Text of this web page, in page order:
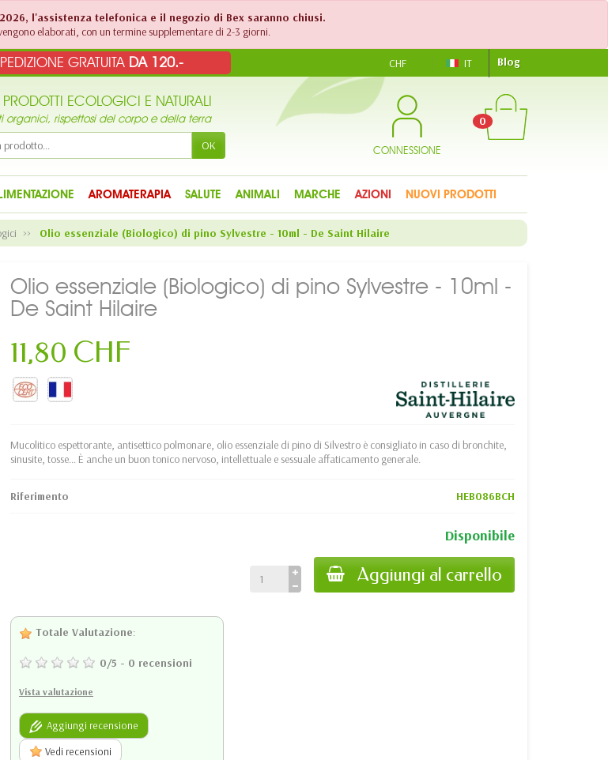
l'assistenza telefonica e il negozio di Bex saranno chiusi.
elaborati, con un termine supplementare di 2-3 giorni.
GRATUITA DA 120.- CHF IT Blog
PRODOTTI ECOLOGICI E NATURALI
organici, rispettosi del corpo e della terra
OK CONNESSIONE
0
AROMATERAPIA SALUTE ANIMALI MARCHE AZIONI NUOVI PRODOTTI
Olio essenziale (Biologico) di pino Sylvestre - 10ml - De Saint Hilaire
Olio essenziale (Biologico) di pino Sylvestre - 10ml -
De Saint Hilaire
11,80 CHF
Mucolitico espettorante, antisettico polmonare, olio essenziale di pino di Silvestro è consigliato in caso di bronchite,
sinusite, tosse... È anche un buon tonico nervoso, intellettuale e sessuale affaticamento generale.
Riferimento HEB086BCH
Disponibile
Aggiungi al carrello
Totale Valutazione:
0/5 - 0 recensioni
Vista valutazione
Aggiungi recensione
Vedi recensioni